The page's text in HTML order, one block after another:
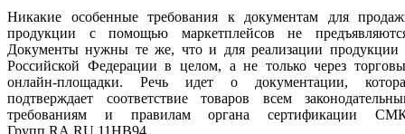
Никакие особенные требования к документам для
продукции с помощью маркетплейсов не
Документы нужны те же, что и для реализации продукции
Российской Федерации в целом, а не только через
онлайн-площадки. Речь идет о документации,
подтверждает соответствие товаров всем
требованиям и правилам органа сертификации
Групп RA.RU.11НВ94.